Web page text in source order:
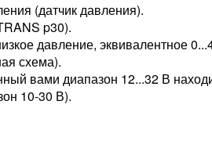
(датчик давления).
p30).
давление, эквивалентное
схема).
вами диапазон 12...32 В
10-30 В).